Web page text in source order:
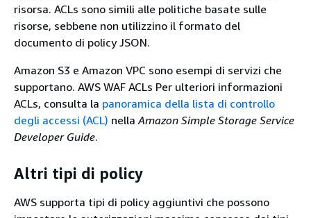
risorsa. ACLs sono simili alle politiche basate sulle
risorse, sebbene non utilizzino il formato del
documento di policy JSON.
Amazon S3 e Amazon VPC sono esempi di servizi che
supportano. AWS WAF ACLs Per ulteriori informazioni
ACLs, consulta la panoramica della lista di controllo
degli accessi (ACL) nellaAmazon Simple Storage Service
Developer Guide.
Altri tipi di policy
AWS supporta tipi di policy aggiuntivi che possono